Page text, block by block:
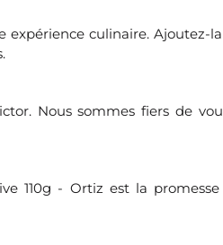
culinaire. Ajoutez-
Nous sommes fiers de
110g - Ortiz est la